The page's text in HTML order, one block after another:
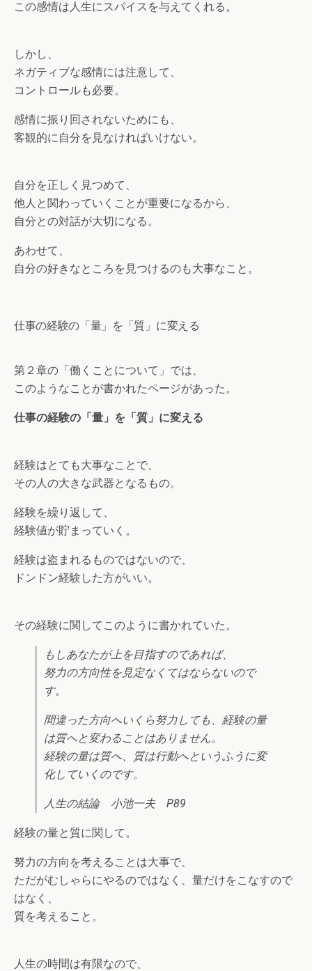
この感情は人生にスパイスを与えてくれる。
しかし、
ネガティブな感情には注意して、
コントロールも必要。
感情に振り回されないためにも、
客観的に自分を見なければいけない。
自分を正しく見つめて、
他人と関わっていくことが重要になるから、
自分との対話が大切になる。
あわせて、
自分の好きなところを見つけるのも大事なこと。
仕事の経験の「量」を「質」に変える
第２章の「働くことについて」では、
このようなことが書かれたページがあった。
仕事の経験の「量」を「質」に変える
経験はとても大事なことで、
その人の大きな武器となるもの。
経験を繰り返して、
経験値が貯まっていく。
経験は盗まれるものではないので、
ドンドン経験した方がいい。
その経験に関してこのように書かれていた。
もしあなたが上を目指すのであれば、
努力の方向性を見定なくてはならないので
す。
間違った方向へいくら努力しても、経験の量
は質へと変わることはありません。
経験の量は質へ、質は行動へというふうに変
化していくのです。
人生の結論 小池一夫 P89
経験の量と質に関して。
努力の方向を考えることは大事で、
ただがむしゃらにやるのではなく、量だけをこなすので
はなく、
質を考えること。
人生の時間は有限なので、